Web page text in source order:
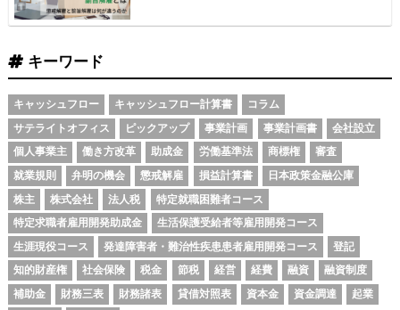
キーワード
キャッシュフロー キャッシュフロー計算書
コラム
サテライトオフィス
ピックアップ 事業計画 事業計画書
会社設立
個人事業主
働き方改革 助成金 労働基準法 商標権
審査
就業規則
弁明の機会 懲戒解雇 損益計算書
日本政策金融公庫
株主
株式会社 法人税
特定就職困難者コース
特定求職者雇用開発助成金
生活保護受給者等雇用開発コース
生涯現役コース
発達障害者・難治性疾患患者雇用開発コース
登記
知的財産権
社会保険 税金 節税 経営 経費 融資
融資制度
補助金
財務三表 財務諸表 貸借対照表 資本金 資金調達
起業